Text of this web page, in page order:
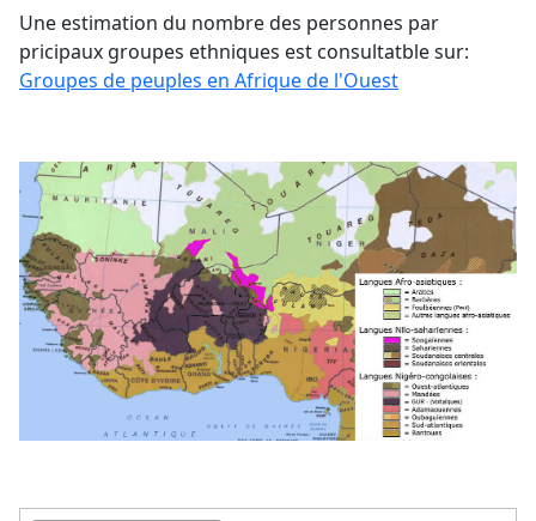
Une estimation du nombre des personnes par
pricipaux groupes ethniques est consultatble sur:
Groupes de peuples en Afrique de l'Ouest